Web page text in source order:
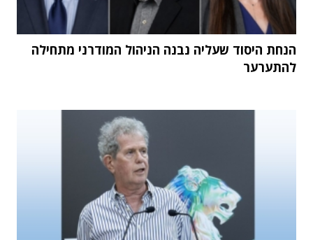
הנחת היסוד שעליה נבנה הניהול המודרני מתחילה
להתערער